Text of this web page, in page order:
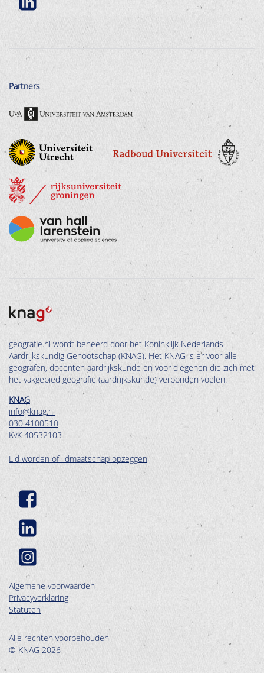
Partners
geografie.nl wordt beheerd door het Koninklijk Nederlands
Aardrijkskundig Genootschap (KNAG). Het KNAG is er voor alle
geografen, docenten aardrijkskunde en voor diegenen die zich met
het vakgebied geografie (aardrijkskunde) verbonden voelen.
KNAG
info@knag.nl
030 4100510
KvK 40532103
Lid worden of lidmaatschap opzeggen
Algemene voorwaarden
Privacyverklaring
Statuten
Alle rechten voorbehouden
© KNAG 2026